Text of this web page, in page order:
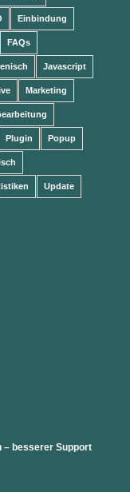
Einbindung
FAQs
Javascript
Marketing
Plugin Popup
Update
– besserer Support